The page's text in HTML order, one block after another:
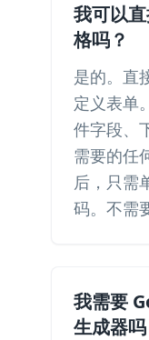
我可以
格吗？
是的。直
定义表单
件字段、
需要的任
后，只需
码。不需
我需要
生成器吗